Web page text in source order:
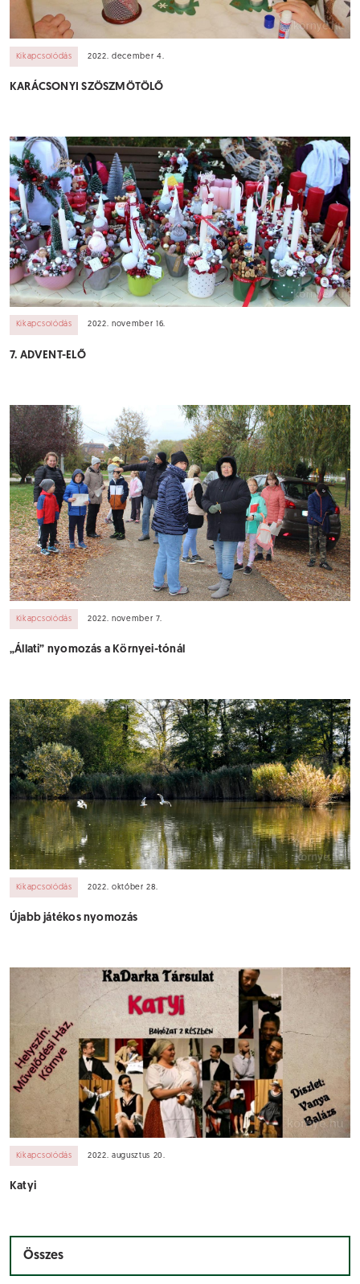
Kikapcsolódás 2022. december 4.
KARÁCSONYI SZÖSZMÖTÖLŐ
Kikapcsolódás 2022. november 16.
7. ADVENT-ELŐ
Kikapcsolódás 2022. november 7.
„Állati” nyomozás a Környei-tónál
Kikapcsolódás 2022. október 28.
Újabb játékos nyomozás
Kikapcsolódás 2022. augusztus 20.
Katyi
Összes